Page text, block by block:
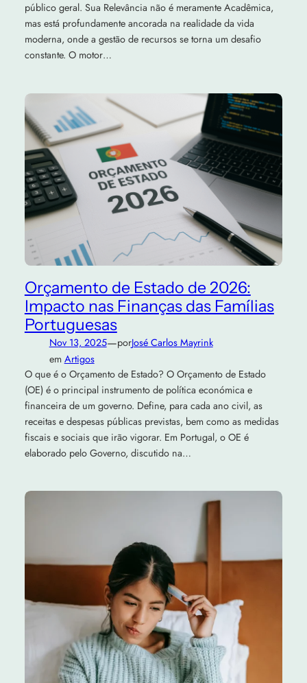
público geral. Sua Relevância não é meramente Acadêmica,
mas está profundamente ancorada na realidade da vida
moderna, onde a gestão de recursos se torna um desafio
constante. O motor…
Orçamento de Estado de 2026:
Impacto nas Finanças das Famílias
Portuguesas
Nov 13, 2025—porJosé Carlos Mayrink
em Artigos
O que é o Orçamento de Estado? O Orçamento de Estado
(OE) é o principal instrumento de política económica e
financeira de um governo. Define, para cada ano civil, as
receitas e despesas públicas previstas, bem como as medidas
fiscais e sociais que irão vigorar. Em Portugal, o OE é
elaborado pelo Governo, discutido na…